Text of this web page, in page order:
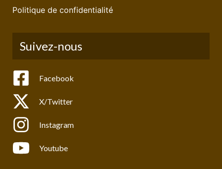
Politique de confidentialité
Suivez-nous
Facebook
X/Twitter
Instagram
Youtube